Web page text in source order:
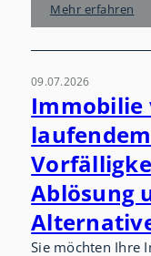
Mehr erfahren
09.07.2026
Ablösung
Sie möchten Ihre